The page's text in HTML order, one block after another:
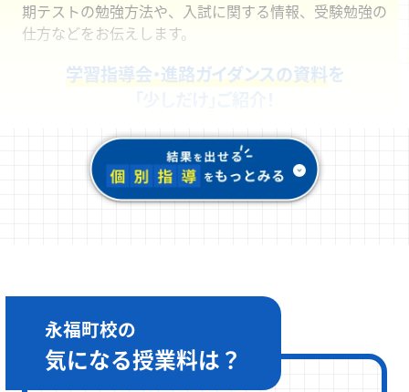
期テストの勉強方法や、入試に関する情報、受験勉強の
仕方などをお伝えします。
学習指導会・進路ガイダンスの資料を
永福町校の
気になる授業料は？